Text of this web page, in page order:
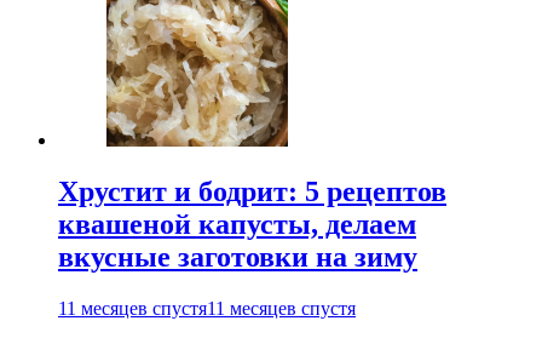
Хрустит и бодрит: 5 рецептов
квашеной капусты, делаем
вкусные заготовки на зиму
11 месяцев спустя11 месяцев спустя